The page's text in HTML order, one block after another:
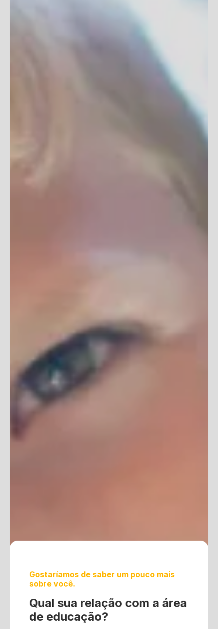
Gostaríamos de saber um pouco mais
sobre você.
Qual sua relação com a área
de educação?